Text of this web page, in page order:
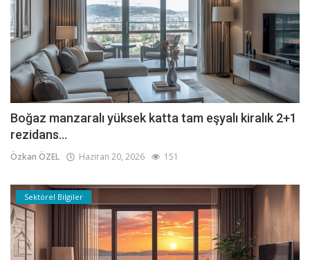
Boğaz manzaralı yüksek katta tam eşyalı kiralık 2+1
rezidans...
Özkan ÖZEL Haziran 20, 2026 151
Sektörel Bilgiler